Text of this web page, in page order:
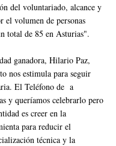
del voluntariado, alcance y
el volumen de personas
total de 85 en Asturias".
ganadora, Hilario Paz,
nos estimula para seguir
El Teléfono de a
y queríamos celebrarlo pero
es creer en la
para reducir el
técnica y la